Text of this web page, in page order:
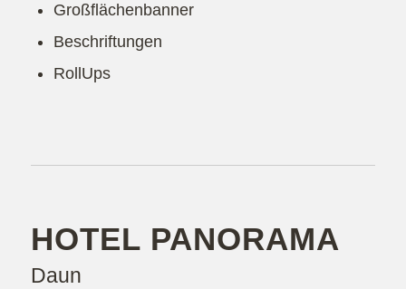
Großflächenbanner
Beschriftungen
RollUps
HOTEL PANORAMA
Daun